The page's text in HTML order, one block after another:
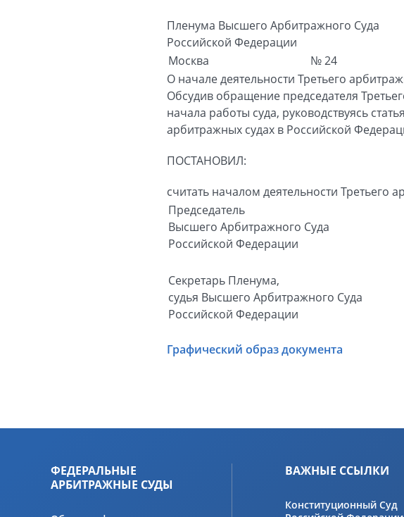
Пленума Высшего Арбитражного Суда
Российской Федерации
Москва
№ 24
О начале деятельности Третьего
Обсудив обращение председателя
начала работы суда, руководствуясь
арбитражных судах в Российской
ПОСТАНОВИЛ:
считать началом деятельности Третьего
Председатель
Высшего Арбитражного Суда
Российской Федерации
Секретарь Пленума,
судья Высшего Арбитражного Суда
Российской Федерации
Графический образ документа
ФЕДЕРАЛЬНЫЕ
АРБИТРАЖНЫЕ СУДЫ
ВАЖНЫЕ ССЫЛКИ
Конституционный Суд